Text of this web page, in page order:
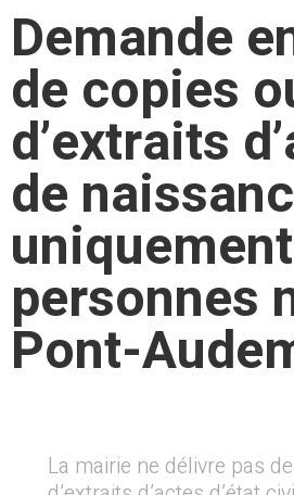
Demande
de copies
d’extraits
de
personnes
Pont-
La mairie ne délivre pas